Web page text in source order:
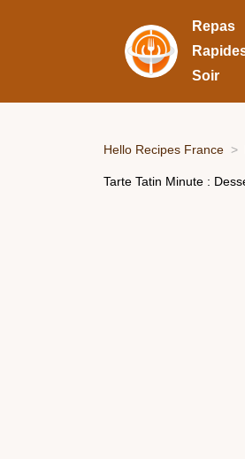
Repas
Soir
Hello Recipes France
Tarte Tatin Minute :